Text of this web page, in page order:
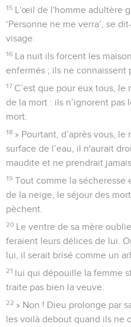
15 L'œil de l'homme adultère
‘Personne ne me verra’, se
visage.
16 La nuit ils forcent les
enfermés ; ils ne connaissent
17 C’est que pour eux tous,
de la mort : ils n’ignorent pas
mort.
18 » Pourtant, d’après vous,
surface de l’eau, il n'aurait
maudite et ne prendrait
19 Tout comme la sécheresse
de la neige, le séjour des
pèchent.
20 Le ventre de sa mère
feraient leurs délices de lui.
lui, il serait brisé comme un
21 lui qui dépouille la femme
traite pas bien la veuve.
22 » Non ! Dieu prolonge par
les voilà debout quand ils ne